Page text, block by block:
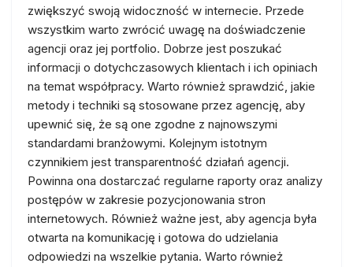
zwiększyć swoją widoczność w internecie. Przede
wszystkim warto zwrócić uwagę na doświadczenie
agencji oraz jej portfolio. Dobrze jest poszukać
informacji o dotychczasowych klientach i ich opiniach
na temat współpracy. Warto również sprawdzić, jakie
metody i techniki są stosowane przez agencję, aby
upewnić się, że są one zgodne z najnowszymi
standardami branżowymi. Kolejnym istotnym
czynnikiem jest transparentność działań agencji.
Powinna ona dostarczać regularne raporty oraz analizy
postępów w zakresie pozycjonowania stron
internetowych. Również ważne jest, aby agencja była
otwarta na komunikację i gotowa do udzielania
odpowiedzi na wszelkie pytania. Warto również